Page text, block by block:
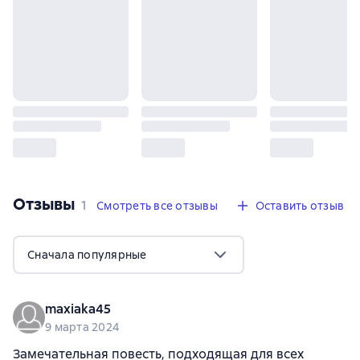
Отзывы 1 отзыв
1 Смотреть все отзывы Оставить отзыв
Сначала популярные
maxiaka45
9 марта 2024
Замечательная повесть, подходящая для всех